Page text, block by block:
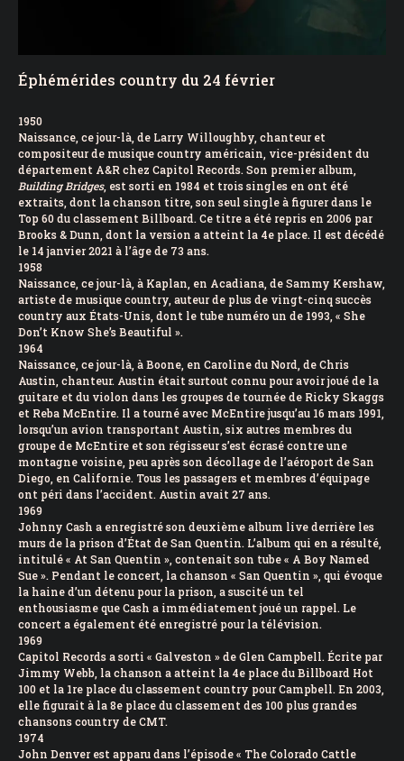
Éphémérides country du 24 février
1950
Naissance, ce jour-là, de Larry Willoughby, chanteur et
compositeur de musique country américain, vice-président du
département A&R chez Capitol Records. Son premier album,
Building Bridges, est sorti en 1984 et trois singles en ont été
extraits, dont la chanson titre, son seul single à figurer dans le
Top 60 du classement Billboard. Ce titre a été repris en 2006 par
Brooks & Dunn, dont la version a atteint la 4e place. Il est décédé
le 14 janvier 2021 à l’âge de 73 ans.
1958
Naissance, ce jour-là, à Kaplan, en Acadiana, de Sammy Kershaw,
artiste de musique country, auteur de plus de vingt-cinq succès
country aux États-Unis, dont le tube numéro un de 1993, « She
Don’t Know She’s Beautiful ».
1964
Naissance, ce jour-là, à Boone, en Caroline du Nord, de Chris
Austin, chanteur. Austin était surtout connu pour avoir joué de la
guitare et du violon dans les groupes de tournée de Ricky Skaggs
et Reba McEntire. Il a tourné avec McEntire jusqu’au 16 mars 1991,
lorsqu’un avion transportant Austin, six autres membres du
groupe de McEntire et son régisseur s’est écrasé contre une
montagne voisine, peu après son décollage de l’aéroport de San
Diego, en Californie. Tous les passagers et membres d’équipage
ont péri dans l’accident. Austin avait 27 ans.
1969
Johnny Cash a enregistré son deuxième album live derrière les
murs de la prison d’État de San Quentin. L’album qui en a résulté,
intitulé « At San Quentin », contenait son tube « A Boy Named
Sue ». Pendant le concert, la chanson « San Quentin », qui évoque
la haine d’un détenu pour la prison, a suscité un tel
enthousiasme que Cash a immédiatement joué un rappel. Le
concert a également été enregistré pour la télévision.
1969
Capitol Records a sorti « Galveston » de Glen Campbell. Écrite par
Jimmy Webb, la chanson a atteint la 4e place du Billboard Hot
100 et la 1re place du classement country pour Campbell. En 2003,
elle figurait à la 8e place du classement des 100 plus grandes
chansons country de CMT.
1974
John Denver est apparu dans l’épisode « The Colorado Cattle